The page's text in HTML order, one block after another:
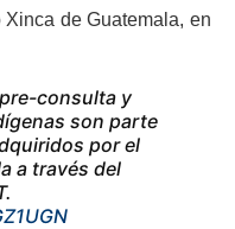
de Guatemala, en
consulta y
son parte
por el
a través del